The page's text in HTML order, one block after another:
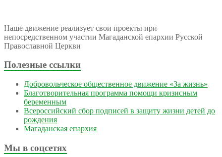
Наше движение реализует свои проекты при
непосредственном участии Магаданской епархии Русской
Православной Церкви
Полезные ссылки
Добровольческое общественное движение «За жизнь»
Благотворительная программа помощи кризисным
беременным
Всероссийский сбор подписей в защиту жизни детей до
рождения
Магаданская епархия
Мы в соцсетях